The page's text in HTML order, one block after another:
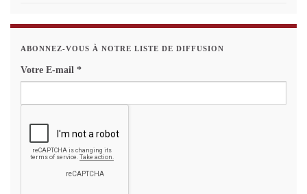
ABONNEZ-VOUS À NOTRE LISTE DE DIFFUSION
Votre E-mail *